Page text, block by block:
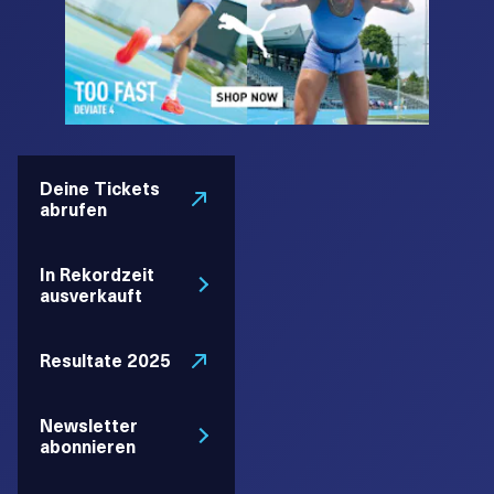
Deine Tickets
abrufen
In Rekordzeit
ausverkauft
Resultate 2025
Newsletter
abonnieren